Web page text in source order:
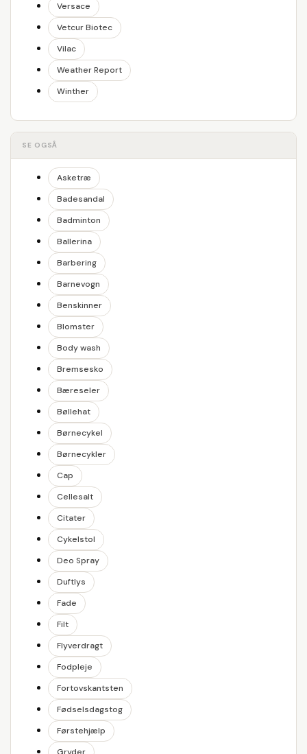
Versace
Vetcur Biotec
Vilac
Weather Report
Winther
SE OGSÅ
Asketræ
Badesandal
Badminton
Ballerina
Barbering
Barnevogn
Benskinner
Blomster
Body wash
Bremsesko
Bæreseler
Bøllehat
Børnecykel
Børnecykler
Cap
Cellesalt
Citater
Cykelstol
Deo Spray
Duftlys
Fade
Filt
Flyverdragt
Fodpleje
Fortovskantsten
Fødselsdagstog
Førstehjælp